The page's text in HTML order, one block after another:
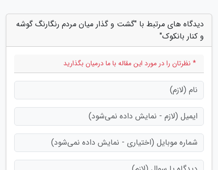
دیدگاه های مرتبط با "گشت و گذار میان مردم رنگارنگ گوشه
و کنار بانکوک"
* نظرتان را در مورد این مقاله با ما درمیان بگذارید